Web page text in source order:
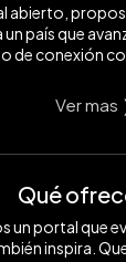
abierto,
país que
de conexión
Ver mas
Qué
un portal que
inspira.